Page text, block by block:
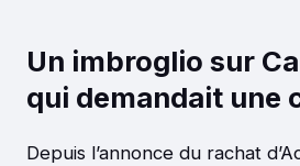
Un imbroglio sur
qui demandait une
Depuis l’annonce du rachat